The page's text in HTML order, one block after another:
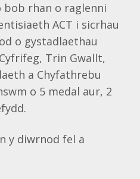
bob rhan o raglenni
ACT i sicrhau
o gystadlaethau
Trin Gwallt,
a Chyfathrebu
o 5 medal aur, 2
y diwrnod fel a